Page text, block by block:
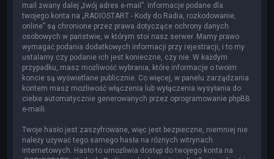
mail zwany dalej „twój adres e-mail”. Informacje podane dla
twojego konta na „RADIOSTART - Kody do Radia, rozkodowanie,
online” są chronione przez prawa dotyczące ochrony danych
osobowych w państwie, w którym stoi nasz serwer. Mamy prawo
wymagać podania dodatkowych informacji przy rejestracji, i to my
ustalamy czy podanie ich jest konieczne, czy nie. W każdym
przypadku, masz możliwość wybrania, które informacje o twoim
koncie są wyświetlane publicznie. Co więcej, w panelu zarządzania
kontem masz możliwość włączenia lub wyłączenia wysyłania do
ciebie automatycznie generowanych przez oprogramowanie phpBB
e-maili.
Twoje hasło jest zaszyfrowane, więc jest bezpieczne, niemniej nie
należy używać tego samego hasła na różnych witrynach
internetowych. Hasło to umożliwia dostęp do twojego konta na